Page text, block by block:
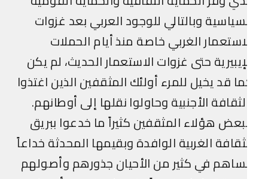
وبالتالي للوجود العربي بعد غزوات
الغربي خاصة منذ أيام الحملات
حتى غزوات الاستعمار الحديث، لم يكن
قد يخيل للمرء أولئك المثقفين الذين اغتذوا
الأجنبية وحاولوا نقلها إلى أوطانهم.
هؤلاء المثقفين كثيراً ما خدعوا ببريق
الغربية الوافدة وبقيمها المحدثة خداعاً
في كثير من الأحيان جذورهم وأصولهم